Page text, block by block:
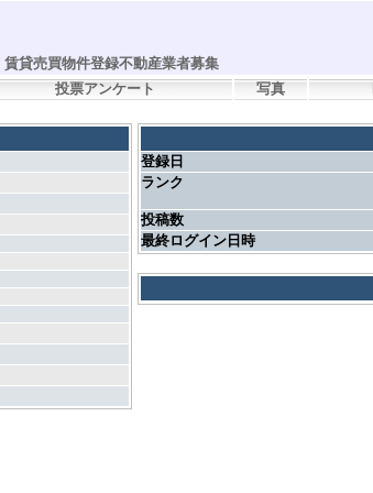
投票アンケート 写真
登録日
ランク
投稿数
最終ログイン日時